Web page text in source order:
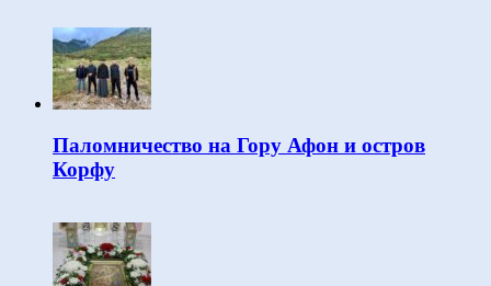
Паломничество на Гору Афон и остров
Корфу